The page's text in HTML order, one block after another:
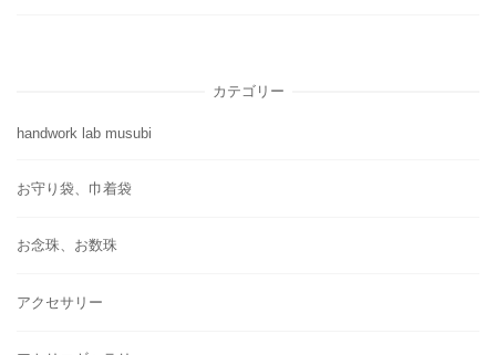
カテゴリー
handwork lab musubi
お守り袋、巾着袋
お念珠、お数珠
アクセサリー